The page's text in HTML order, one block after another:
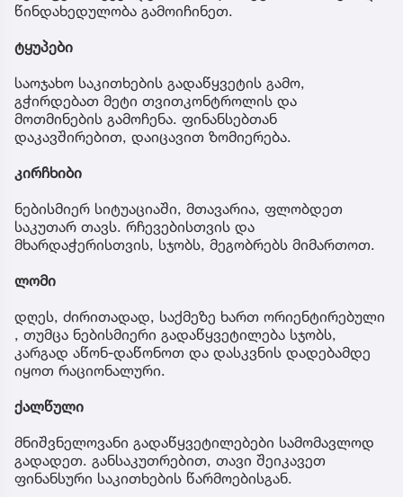
წინდახედულობა გამოიჩინეთ.
ტყუპები
საოჯახო საკითხების გადაწყვეტის გამო,
გჭირდებათ მეტი თვითკონტროლის და
მოთმინების გამოჩენა. ფინანსებთან
დაკავშირებით, დაიცავით ზომიერება.
კირჩხიბი
ნებისმიერ სიტუაციაში, მთავარია, ფლობდეთ
საკუთარ თავს. რჩევებისთვის და
მხარდაჭერისთვის, სჯობს, მეგობრებს მიმართოთ.
ლომი
დღეს, ძირითადად, საქმეზე ხართ ორიენტირებული
, თუმცა ნებისმიერი გადაწყვეტილება სჯობს,
კარგად აწონ-დაწონოთ და დასკვნის დადებამდე
იყოთ რაციონალური.
ქალწული
მნიშვნელოვანი გადაწყვეტილებები სამომავლოდ
გადადეთ. განსაკუთრებით, თავი შეიკავეთ
ფინანსური საკითხების წარმოებისგან.